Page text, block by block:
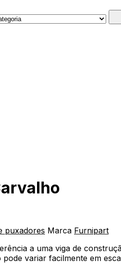
puxadores Marca Furnipart
a uma viga de
variar facilmente em